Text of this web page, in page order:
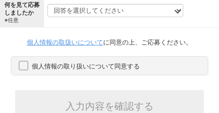
何を見て応募
しましたか
※任意
個人情報の取扱いについてに同意の上、ご応募ください。
個人情報の取り扱いについて同意する
入力内容を確認する